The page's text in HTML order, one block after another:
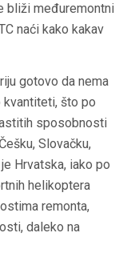
bliži međuremontni
naći kako kakav
gotovo da nema
što po
sposobnosti
Slovačku,
Hrvatska, iako po
helikoptera
remonta,
daleko na